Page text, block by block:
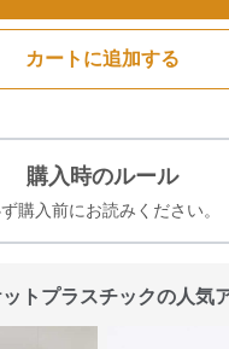
カートに追加する
購入時のルール
購入前にお読みください。
トプラスチックの人気